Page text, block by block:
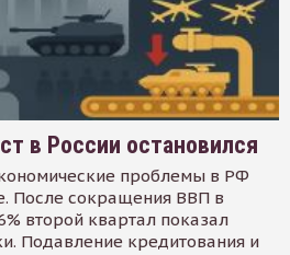
в России остановился
проблемы в РФ
После сокращения ВВП в
второй квартал показал
Подавление кредитования и